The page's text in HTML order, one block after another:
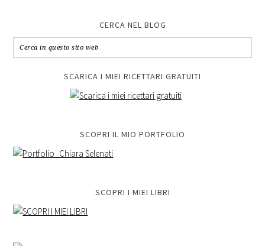
CERCA NEL BLOG
SCARICA I MIEI RICETTARI GRATUITI
SCOPRI IL MIO PORTFOLIO
SCOPRI I MIEI LIBRI